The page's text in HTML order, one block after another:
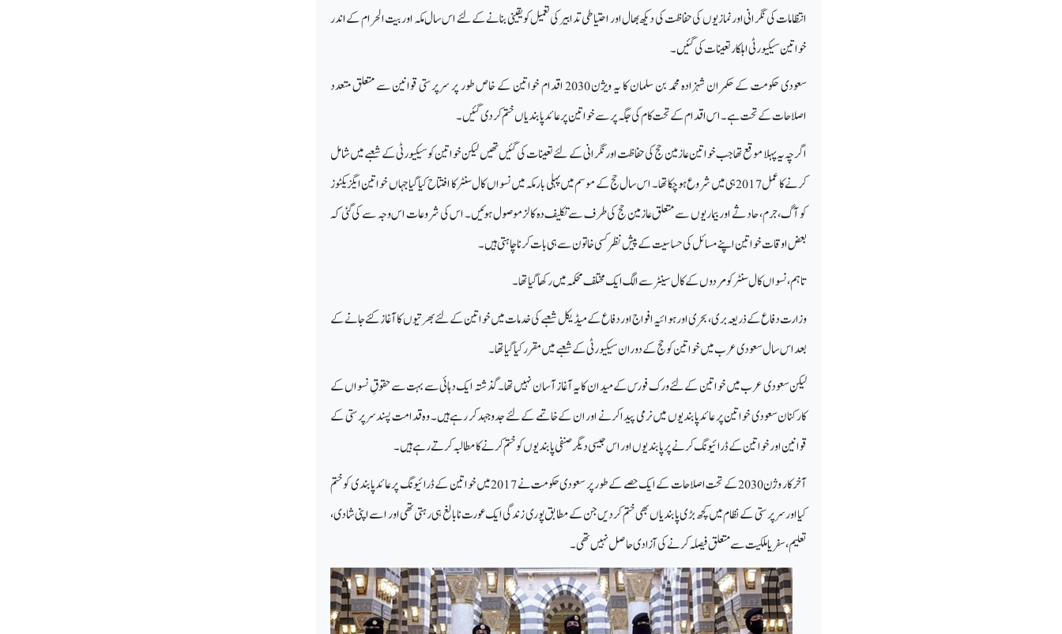
انتظامات کی نگرانی اور نمازیوں کی حفاظت کی دیکھ بھال اور احتیاطی تدابیر کی تعمیل کو یقینی بنانے کے لئے اس سال مکہ اور بیت الحرام کے اندر
خواتین سیکیورٹی اہلکار تعینات کی گئیں۔
سعودی حکومت کے حکمران شہزادہ محمد بن سلمان کا یہ ویژن 2030 اقدام خواتین کے خاص طور پر سرپرستی قوانین سے متعلق متعدد
اصلاحات کے تحت ہے۔ اس اقدام کے تحت کام کی جگہ پر سے خواتین پر عائد پابندیاں ختم کردی گئیں۔
اگرچہ یہ پہلا موقع تھا جب خواتین عازمین حج کی حفاظت اور نگرانی کے لئے تعینات کی گئیں تھیں لیکن خواتین کو سیکیورٹی کے شعبے میں شامل
کرنے کا عمل 2017 ہی میں شروع ہوچکا تھا۔ اس سال حج کے موسم میں پہلی بار مکہ میں نسواں کال سنٹر کا افتتاح کیا گیا جہاں خواتین ایگزیکٹوز
کو آگ، جرم، حادثے اور بیماریوں سے متعلق عازمین حج کی طرف سے تکلیف دہ کالز موصول ہوئیں۔ اس کی شروعات اس وجہ سے کی گئی کہ
بعض اوقات خواتین اپنے مسائل کی حساسیت کے پیش نظر کسی خاتون سے ہی بات کرنا چاہتی ہیں۔
تاہم، نسواں کال سنٹر کو مردوں کے کال سینٹر سے الگ ایک مختلف محکمہ میں رکھا گیا تھا۔
وزارت دفاع کے ذریعہ بری، بحری اور ہوائیہ افواج اور دفاع کے میڈیکل شعبے کی خدمات میں خواتین کے لئے بھرتیوں کا آغاز کئے جانے کے
بعد اس سال سعودی عرب میں خواتین کو حج کے دوران سیکیورٹی کے شعبے میں مقرر کیا گیا تھا۔
لیکن سعودی عرب میں خواتین کے لئے ورک فورس کے میدان کا یہ آغاز آسان نہیں تھا۔ گذشتہ ایک دہائی سے بہت سے حقوقِ نسواں کے
کارکنان سعودی خواتین پر عائد پابندیوں میں نرمی پیدا کرنے اور ان کے خاتمے کے لئے جدوجہد کر رہے ہیں۔ وہ قدامت پسند سرپرستی کے
قوانین اور خواتین کے ڈرائیونگ کرنے پر پابندیوں اور اس جیسی دیگر صنفی پابندیوں کو ختم کرنے کا مطالبہ کرتے رہے ہیں۔
آخر کار وژن 2030 کے تحت اصلاحات کے ایک حصے کے طور پر سعودی حکومت نے 2017 میں خواتین کے ڈرائیونگ پر عائد پابندی کو ختم
کیا اور سرپرستی کے نظام میں کچھ بڑی پابندیاں بھی ختم کردیں جن کے مطابق پوری زندگی ایک عورت نابالغ ہی رہتی تھی اور اسے اپنی شادی،
تعلیم، سفر یا ملکیت سے متعلق فیصلہ کرنے کی آزادی حاصل نہیں تھی۔